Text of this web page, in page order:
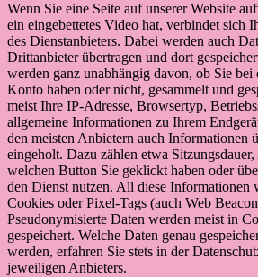
Wenn Sie eine Seite auf unserer Website
ein eingebettetes Video hat, verbindet sich
des Dienstanbieters. Dabei werden auch
Drittanbieter übertragen und dort
werden ganz unabhängig davon, ob Sie
Konto haben oder nicht, gesammelt und
meist Ihre IP-Adresse, Browsertyp,
allgemeine Informationen zu Ihrem
den meisten Anbietern auch Informationen
eingeholt. Dazu zählen etwa
welchen Button Sie geklickt haben oder
den Dienst nutzen. All diese Informationen
Cookies oder Pixel-Tags (auch Web
Pseudonymisierte Daten werden meist in
gespeichert. Welche Daten genau
werden, erfahren Sie stets in der
jeweiligen Anbieters.